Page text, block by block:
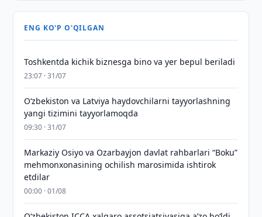
ENG KO'P O'QILGAN
Toshkentda kichik biznesga bino va yer bepul beriladi
23:07 · 31/07
Oʻzbekiston va Latviya haydovchilarni tayyorlashning
yangi tizimini tayyorlamoqda
09:30 · 31/07
Markaziy Osiyo va Ozarbayjon davlat rahbarlari “Boku”
mehmonxonasining ochilish marosimida ishtirok
etdilar
00:00 · 01/08